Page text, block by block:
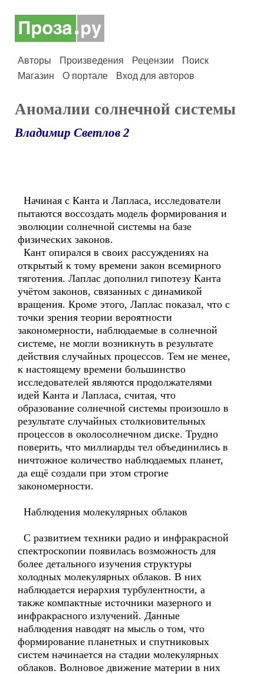
Авторы Произведения Рецензии
Поиск
Магазин
О портале Вход для авторов
Аномалии солнечной системы
Владимир Светлов 2
Начиная с Канта и Лапласа, исследователи
пытаются воссоздать модель формирования и
эволюции солнечной системы на базе
физических законов.
Кант опирался в своих рассуждениях на
открытый к тому времени закон всемирного
тяготения. Лаплас дополнил гипотезу Канта
учётом законов, связанных с динамикой
вращения. Кроме этого, Лаплас показал, что с
точки зрения теории вероятности
закономерности, наблюдаемые в солнечной
системе, не могли возникнуть в результате
действия случайных процессов. Тем не менее,
к настоящему времени большинство
исследователей являются продолжателями
идей Канта и Лапласа, считая, что
образование солнечной системы произошло в
результате случайных столкновительных
процессов в околосолнечном диске. Трудно
поверить, что миллиарды тел объединились в
ничтожное количество наблюдаемых планет,
да ещё создали при этом строгие
закономерности.
Наблюдения молекулярных облаков
С развитием техники радио и инфракрасной
спектроскопии появилась возможность для
более детального изучения структуры
холодных молекулярных облаков. В них
наблюдается иерархия турбулентности, а
также компактные источники мазерного и
инфракрасного излучений. Данные
наблюдения наводят на мысль о том, что
формирование планетных и спутниковых
систем начинается на стадии молекулярных
облаков. Волновое движение материи в них